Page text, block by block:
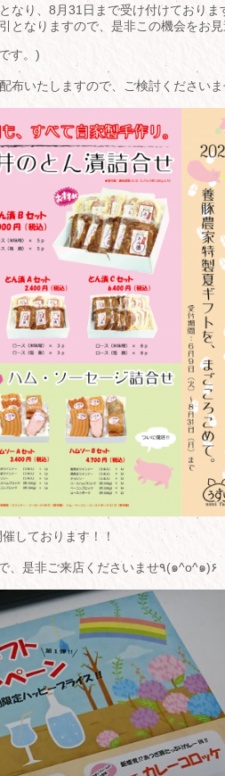
なり、8月31日まで受け付けておりま
となりますので、是非この機会をお見
す。)
布いたしますので、ご検討くださいま
しております！！
あつぎ豚商品をハッピープライスにて販売していますので、是非ご来店くださいませ٩(๑^o^๑)۶